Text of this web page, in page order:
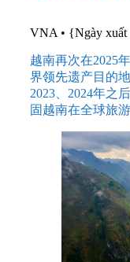
VNA • {Ngày xuất
越南再次在2025
界领先遗产目的地
2023、2024年之
固越南在全球旅